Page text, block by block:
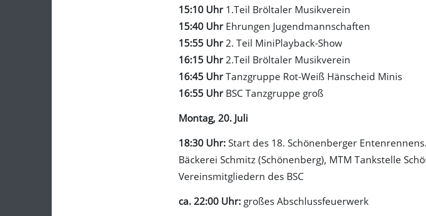
15:10 Uhr1.Teil Bröltaler Musikverein
15:40 UhrEhrungen Jugendmannschaften
15:55 Uhr2. Teil MiniPlayback-Show
16:15 Uhr2.Teil Bröltaler Musikverein
16:45 UhrTanzgruppe Rot-Weiß Hänscheid Minis
16:55 UhrBSC Tanzgruppe groß
Montag, 20. Juli
18:30 Uhr: Start des 18. Schönenberger
Bäckerei Schmitz (Schönenberg), MTM Tankstelle
Vereinsmitgliedern des BSC
ca. 22:00 Uhr: großes Abschlussfeuerwerk